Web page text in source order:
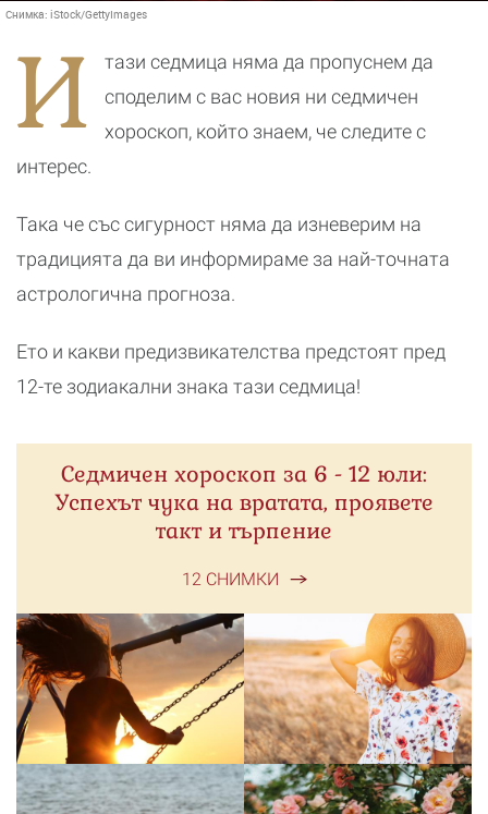
Снимка: iStock/GettyImages
И
тази седмица няма да пропуснем да
споделим с вас новия ни седмичен
хороскоп, който знаем, че следите с
интерес.
Така че със сигурност няма да изневерим на
традицията да ви информираме за най-точната
астрологична прогноза.
Ето и какви предизвикателства предстоят пред
12-те зодиакални знака тази седмица!
Седмичен хороскоп за 6 - 12 юли:
Успехът чука на вратата, проявете
такт и търпение
12 СНИМКИ